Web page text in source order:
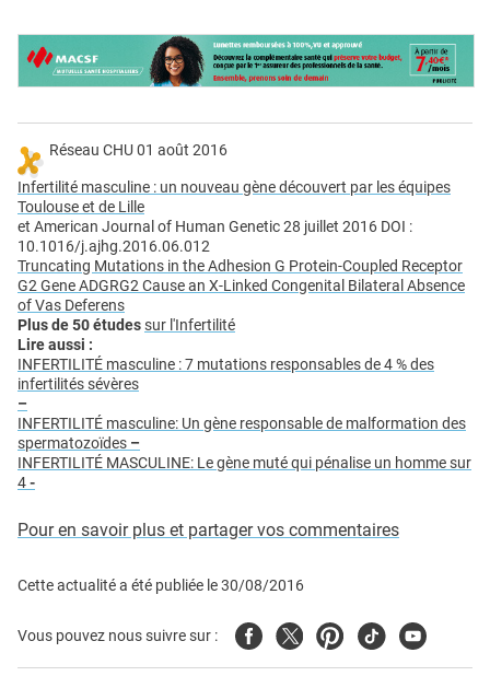
Réseau CHU 01 août 2016
Infertilité masculine : un nouveau gène découvert par les équipes
Toulouse et de Lille
et American Journal of Human Genetic 28 juillet 2016 DOI :
10.1016/j.ajhg.2016.06.012
Truncating Mutations in the Adhesion G Protein-Coupled Receptor
G2 Gene ADGRG2 Cause an X-Linked Congenital Bilateral Absence
of Vas Deferens
Plus de 50 étudessur l'Infertilité
Lire aussi :
INFERTILITÉ masculine : 7 mutations responsables de 4 % des
infertilités sévères
–
INFERTILITÉ masculine: Un gène responsable de malformation des
spermatozoïdes –
INFERTILITÉ MASCULINE: Le gène muté qui pénalise un homme sur
4-
Pour en savoir plus et partager vos commentaires
Cette actualité a été publiée le30/08/2016
Vous pouvez nous suivre sur : FacebookTwitterPinterest
TiktokYoutube